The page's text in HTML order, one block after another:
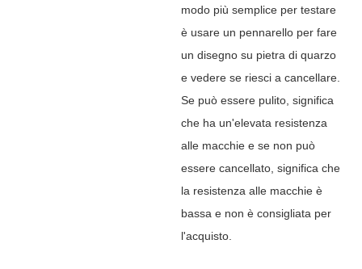
modo più semplice per testare
è usare un pennarello per fare
un disegno su pietra di quarzo
e vedere se riesci a cancellare.
Se può essere pulito, significa
che ha un'elevata resistenza
alle macchie e se non può
essere cancellato, significa che
la resistenza alle macchie è
bassa e non è consigliata per
l'acquisto.